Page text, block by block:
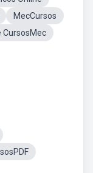
MecCursos
CursosMec